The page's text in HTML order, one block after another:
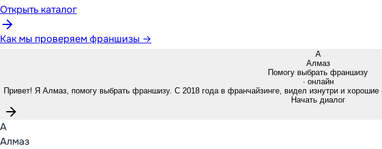
Открыть каталог
Как мы проверяем франшизы →
А
Алмаз
Помогу выбрать франшизу
· онлайн
Привет! Я Алмаз, помогу выбрать франшизу. С 2018 года в франчайзинге, видел изнутри и
Начать диалог
А
Алмаз